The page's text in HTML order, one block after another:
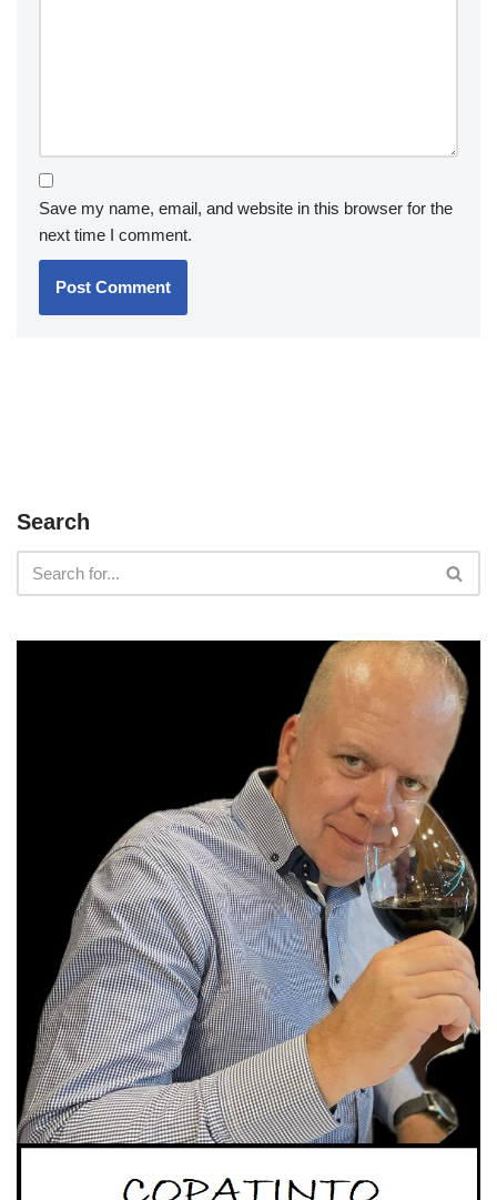
Save my name, email, and website in this browser for the
next time I comment.
Search